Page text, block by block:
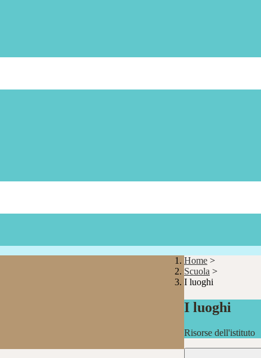
Home >
Scuola >
I luoghi
I luoghi
Risorse dell'istituto